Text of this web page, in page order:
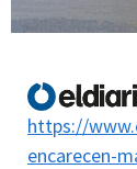
https://
encarecen-